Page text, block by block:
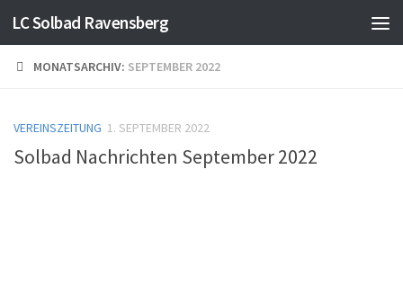
Skip to content
LC Solbad Ravensberg
MONATSARCHIV: SEPTEMBER 2022
VEREINSZEITUNG 1. SEPTEMBER 2022
Solbad Nachrichten September 2022
>Mehr Infos<